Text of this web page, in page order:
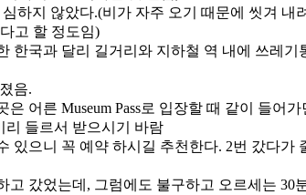
하지 않았다.(비가 자주 오기 때문에 씻겨
고 할 정도임)
국과 달리 길거리와 지하철 역 내에 쓰레
음.
어른 Museum Pass로 입장할 때 같이 들어
리 들르서 받으시기 바람
있으니 꼭 예약 하시길 추천한다. 2번 갔다가
갔었는데, 그럼에도 불구하고 오르세는